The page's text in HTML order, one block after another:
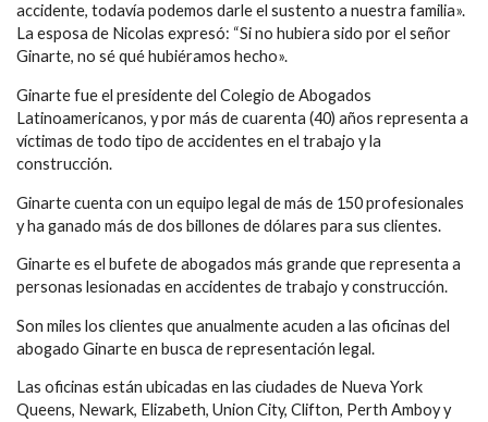
accidente, todavía podemos darle el sustento a nuestra familia».
La esposa de Nicolas expresó: “Si no hubiera sido por el señor
Ginarte, no sé qué hubiéramos hecho».
Ginarte fue el presidente del Colegio de Abogados
Latinoamericanos, y por más de cuarenta (40) años representa a
víctimas de todo tipo de accidentes en el trabajo y la
construcción.
Ginarte cuenta con un equipo legal de más de 150 profesionales
y ha ganado más de dos billones de dólares para sus clientes.
Ginarte es el bufete de abogados más grande que representa a
personas lesionadas en accidentes de trabajo y construcción.
Son miles los clientes que anualmente acuden a las oficinas del
abogado Ginarte en busca de representación legal.
Las oficinas están ubicadas en las ciudades de Nueva York
Queens, Newark, Elizabeth, Union City, Clifton, Perth Amboy y